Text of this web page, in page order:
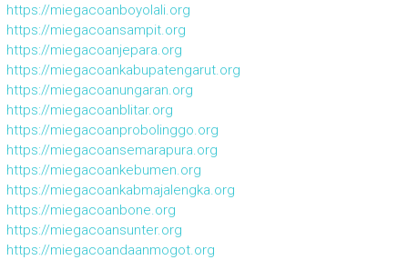
https://miegacoanboyolali.org
https://miegacoansampit.org
https://miegacoanjepara.org
https://miegacoankabupatengarut.org
https://miegacoanungaran.org
https://miegacoanblitar.org
https://miegacoanprobolinggo.org
https://miegacoansemarapura.org
https://miegacoankebumen.org
https://miegacoankabmajalengka.org
https://miegacoanbone.org
https://miegacoansunter.org
https://miegacoandaanmogot.org